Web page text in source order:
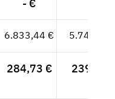
- €
6.833,44 € 5.742,39
284,73 € 239,27